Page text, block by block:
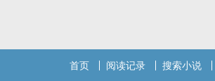
首页 阅读记录 搜索小说